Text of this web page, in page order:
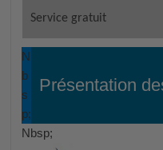
Service gratuit
N
b
s
p;
Présentation
Nbsp;